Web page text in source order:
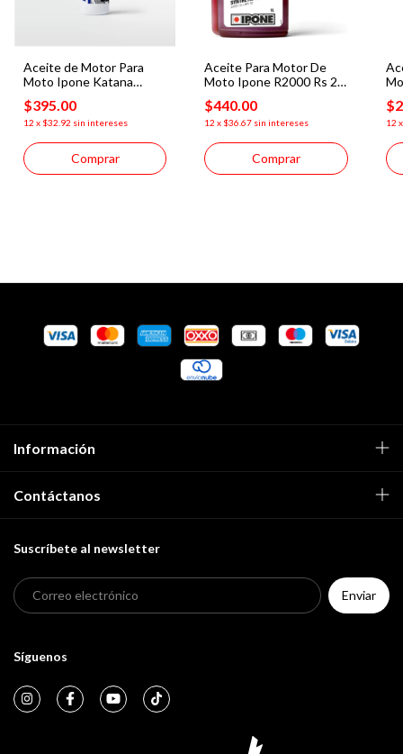
Aceite de Motor Para
Moto Ipone Katana
10w50 4t Sintetico 1L
$395.00
12 x $32.92 sin intereses
Aceite Para Motor De
Moto Ipone R2000 Rs 2t
Semisintetico
$440.00
12 x $36.67 sin intereses 12
Información
Contáctanos
Suscríbete al newsletter
Síguenos